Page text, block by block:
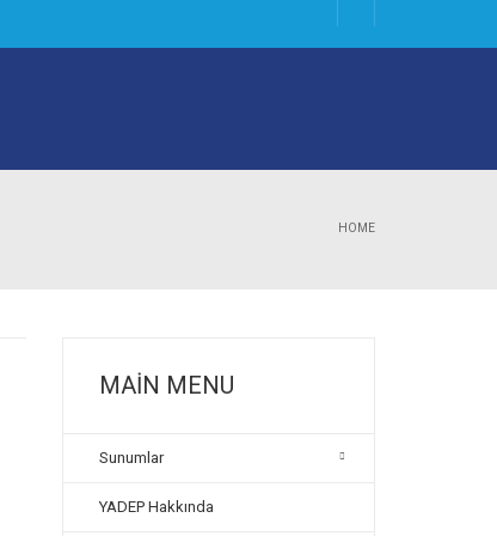
HOME
MAIN MENU
Sunumlar
YADEP Hakkında